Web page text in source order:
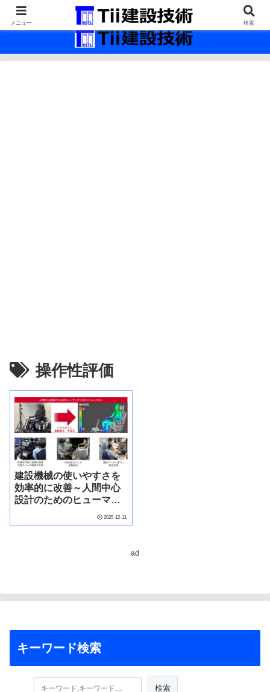
最新の建設技術の情報インフラ。
操作性評価
建設機械の使いやすさを
効率的に改善～人間中心
設計のためのヒューマン
を開発～
2025-12-11
ad
キーワード検索
メニュー 検索